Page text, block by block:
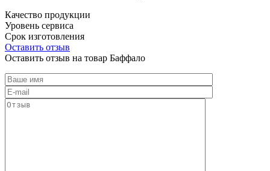
Качество продукции
Уровень сервиса
Срок изготовления
Оставить отзыв
Оставить отзыв на товар Баффало